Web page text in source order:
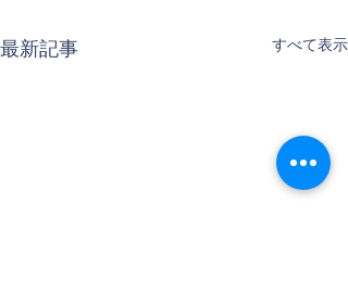
最新記事 すべて表示